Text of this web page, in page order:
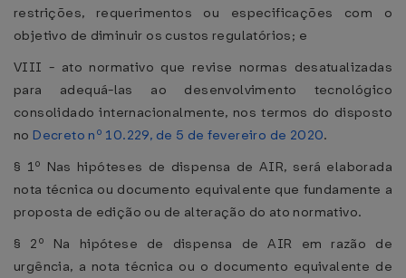
restrições, requerimentos ou especificações com o
objetivo de diminuir os custos regulatórios; e
VIII - ato normativo que revise normas desatualizadas
para adequá-las ao desenvolvimento tecnológico
consolidado internacionalmente, nos termos do disposto
no Decreto nº 10.229, de 5 de fevereiro de 2020.
§ 1º Nas hipóteses de dispensa de AIR, será elaborada
nota técnica ou documento equivalente que fundamente a
proposta de edição ou de alteração do ato normativo.
§ 2º Na hipótese de dispensa de AIR em razão de
urgência, a nota técnica ou o documento equivalente de